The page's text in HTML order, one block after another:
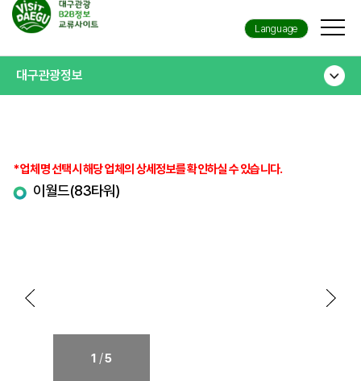
Language
대구관광정보
* 업체명 선택시 해당 업체의 상세정보를 확인하실 수 있습니다.
이월드(83타워)
1 /5